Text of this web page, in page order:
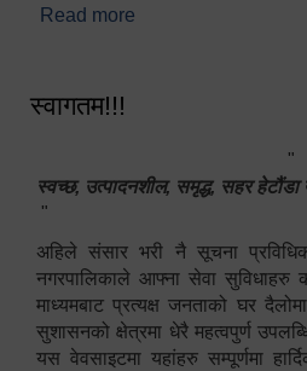
Read more
स्वागतम!!!
"
स्वच्छ, उत्पादनशील, समृद्ध, सहर हेटौंडा
"
अहिले संसार भरी नै सूचना
नगरपालिकाले आफ्ना सेवा सुविधाहरु
माध्यमबाट प्रत्यक्ष जनताको घर
सुशासनको क्षेत्रमा धेरै महत्वपुर्ण
यस वेवसाइटमा यहांहरु सम्पूर्णमा